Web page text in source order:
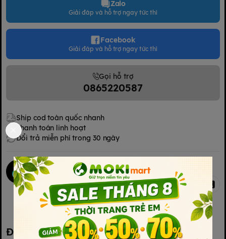
Zalo
Giải đáp và hỗ trợ ngay tức thì
Facebook
Giải đáp và hỗ trợ ngay tức thì
Gọi hỗ trợ
0865220587
Ship cod toàn quốc nhanh
Thanh toán linh hoạt
Đổi trả miễn phí trong 30 ngày
Mokimart Office
Kết nối với chúng tôi
Kết nối với chúng tôi
Chia sẻ
Đặc điểm nổi bật